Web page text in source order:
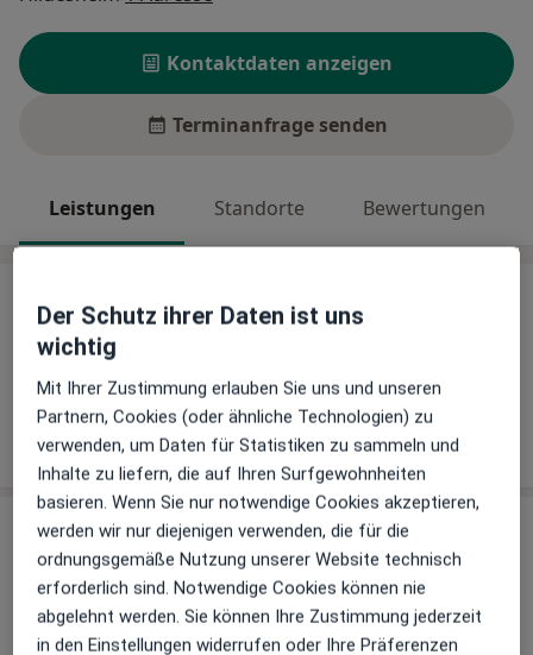
Kontaktdaten anzeigen
Terminanfrage senden
Leistungen Standorte Bewertungen
Leistungen
Keine Informationen über Leistungen und Kosten
Auf diesem Profil wurden noch keine Informationen
über Leistungen hinzugefügt.
Sind Sie Dr. med. Justus Nonhoff?
Hinterlegen Sie kostenlos ein Portraitbild, Ihre
Der Schutz ihrer Daten ist uns
wichtig
Mit Ihrer Zustimmung erlauben Sie uns und unseren
Partnern, Cookies (oder ähnliche Technologien) zu
verwenden, um Daten für Statistiken zu sammeln und
Inhalte zu liefern, die auf Ihren Surfgewohnheiten
basieren. Wenn Sie nur notwendige Cookies akzeptieren,
werden wir nur diejenigen verwenden, die für die
ordnungsgemäße Nutzung unserer Website technisch
erforderlich sind. Notwendige Cookies können nie
abgelehnt werden. Sie können Ihre Zustimmung jederzeit
in den Einstellungen widerrufen oder Ihre Präferenzen